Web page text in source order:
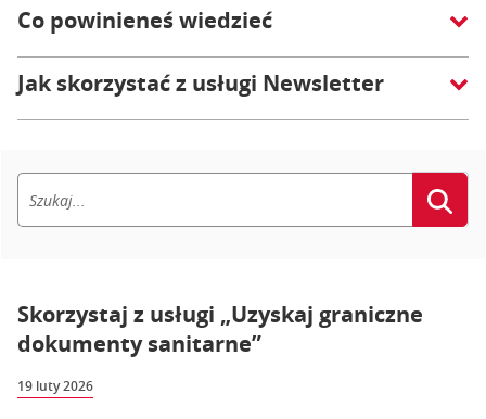
Co powinieneś wiedzieć
Jak skorzystać z usługi Newsletter
Skorzystaj z usługi „Uzyskaj graniczne
dokumenty sanitarne”
19 luty 2026